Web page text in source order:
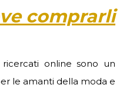
comprarli
online sono un
le amanti della moda e